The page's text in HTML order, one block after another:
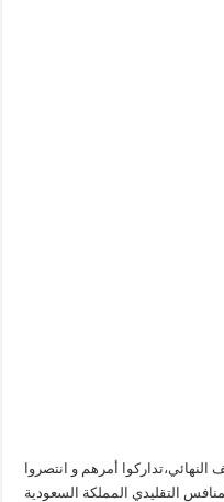
أمرهم و انتصروا